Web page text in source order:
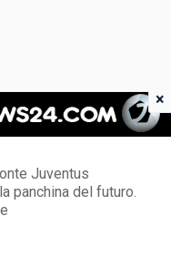
24
Juventus
panchina del futuro.
×